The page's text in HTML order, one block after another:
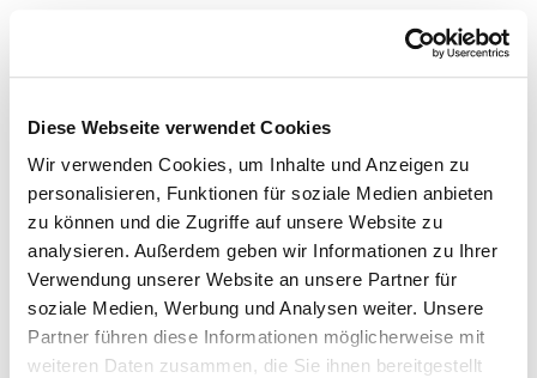
Diese Webseite verwendet Cookies
Wir verwenden Cookies, um Inhalte und Anzeigen zu
personalisieren, Funktionen für soziale Medien anbieten
zu können und die Zugriffe auf unsere Website zu
analysieren. Außerdem geben wir Informationen zu Ihrer
Verwendung unserer Website an unsere Partner für
soziale Medien, Werbung und Analysen weiter. Unsere
Partner führen diese Informationen möglicherweise mit
weiteren Daten zusammen, die Sie ihnen bereitgestellt